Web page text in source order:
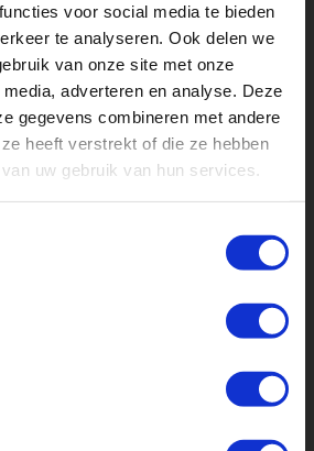
voor social media te bieden
te analyseren. Ook delen we
van onze site met onze
adverteren en analyse. Deze
gegevens combineren met andere
heeft verstrekt of die ze hebben
uw gebruik van hun services.